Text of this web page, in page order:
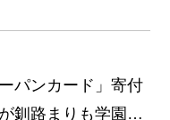
贈呈
パンカード」寄付
釧路まりも学園に